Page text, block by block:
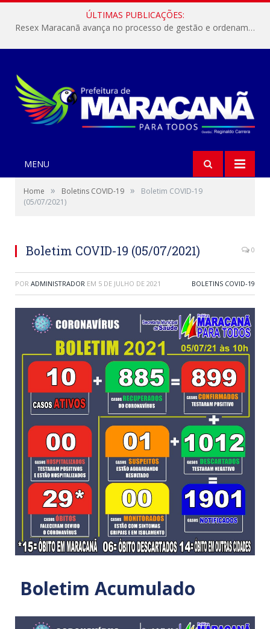
ÚLTIMAS PUBLICAÇÕES:
Resex Maracanã avança no processo de gestão e ordenamento do turismo em nossas áreas protegidas.
MENU
Home » Boletins COVID-19 »
Boletim COVID-19
(05/07/2021)
Boletim COVID-19 (05/07/2021) 0
POR ADMINISTRADOR EM 5 DE JULHO DE 2021 BOLETINS COVID-19
Boletim Acumulado